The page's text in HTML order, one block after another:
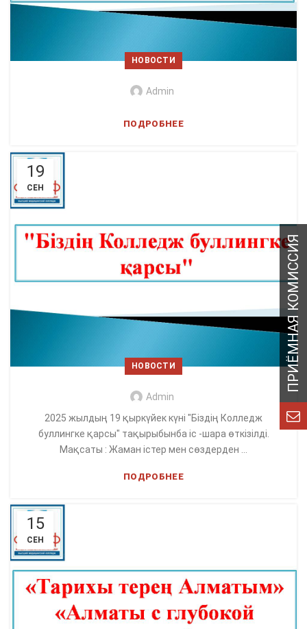
НОВОСТИ
Admin
ПОДРОБНЕЕ
19
СЕН
НОВОСТИ
Admin
2025 жылдың 19 қыркүйек күні "Біздің Колледж
буллингке қарсы" тақырыбынба іс -шара өткізілді.
Мақсаты : Жаман істер мен сөздерден ...
ПОДРОБНЕЕ
15
СЕН